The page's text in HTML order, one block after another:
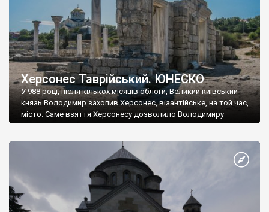
Херсонес Таврійський. ЮНЕСКО
У 988 році, після кількох місяців облоги, Великий київський
князь Володимир захопив Херсонес, візантійське, на той час,
місто. Саме взяття Херсонесу дозволило Володимиру
диктувати свої умови візантійському імператору Василю ІІ, та
Херсонесі Володимир-язичник, став Василем-християнином.
А потім було Хрещення Русі. На честь Херсонесу Таврійського